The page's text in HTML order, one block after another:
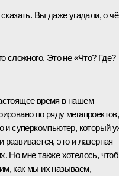
Вы даже угадали, о
сложного. Это не «Что? Где?
время в нашем
по ряду мегапроектов,
и суперкомпьютер, который
это и лазерная
Но мне также хотелось,
как мы их называем,